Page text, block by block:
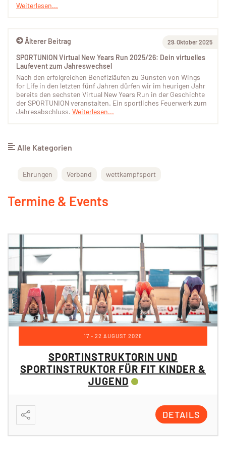
Älterer Beitrag 29. Oktober 2025
SPORTUNION Virtual New Years Run 2025/26: Dein virtuelles
Laufevent zum Jahreswechsel
Nach den erfolgreichen Benefizläufen zu Gunsten von Wings
for Life in den letzten fünf Jahren dürfen wir im heurigen Jahr
bereits den sechsten Virtual New Years Run in der Geschichte
der SPORTUNION veranstalten. Ein sportliches Feuerwerk zum
Jahresabschluss. Weiterlesen...
Weiterlesen...
Alle Kategorien
Ehrungen Verband wettkampfsport
Termine & Events
15 SEPTEMBER 2026
VEREINSBASICS – MODUL I: ALLES
RUND UM DIE SPORTUNION WIEN
ONLINE
Online